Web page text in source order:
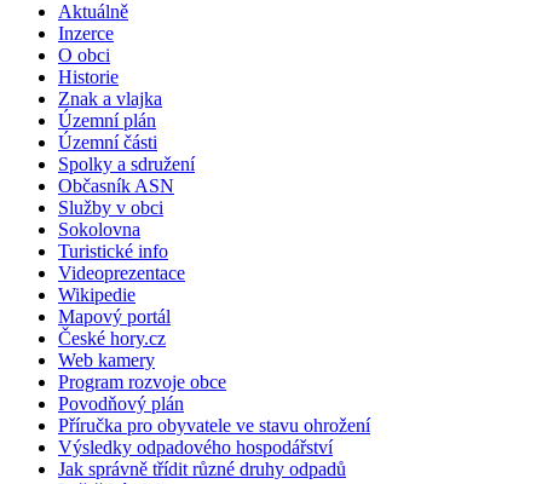
Aktuálně
Inzerce
O obci
Historie
Znak a vlajka
Územní plán
Územní části
Spolky a sdružení
Občasník ASN
Služby v obci
Sokolovna
Turistické info
Videoprezentace
Wikipedie
Mapový portál
České hory.cz
Web kamery
Program rozvoje obce
Povodňový plán
Příručka pro obyvatele ve stavu ohrožení
Výsledky odpadového hospodářství
Jak správně třídit různé druhy odpadů